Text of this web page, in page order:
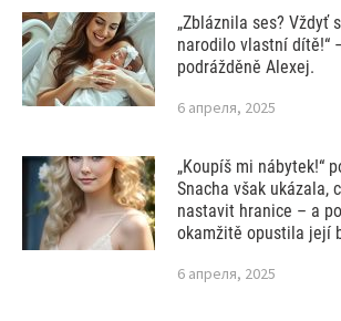
„Zbláznila ses? Vždyť
narodilo vlastní dítě!“
podrážděně Alexej.
6 апреля, 2025
„Koupíš mi nábytek!“
Snacha však ukázala,
nastavit hranice – a
okamžitě opustila její
6 апреля, 2025